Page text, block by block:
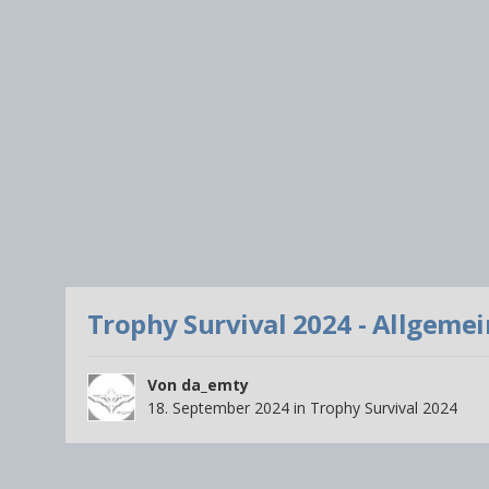
Trophy Survival 2024 -
Von da_emty
18. September 2024in Trophy Survival 2024